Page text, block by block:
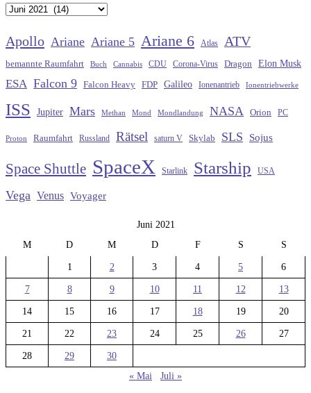
Archiv
Apollo Ariane Ariane 5 Ariane 6 Atlas ATV
bemannte Raumfahrt Buch Cannabis CDU Corona-Virus Dragon Elon Musk
ESA Falcon 9 Falcon Heavy FDP Galileo Ionenantrieb Ionentriebwerke
ISS Jupiter Mars Methan Mond Mondlandung NASA Orion PC
Proton Raumfahrt Russland Rätsel saturn V Skylab SLS Sojus
Space Shuttle SpaceX Starlink Starship USA
Vega Venus Voyager
Juni 2021
M
D M D F S S
1 2 3 4 5 6
7 8 9 10 11 12 13
14 15 16 17 18 19 20
21 22 23 24 25 26 27
28 29
30
« Mai
Juli »